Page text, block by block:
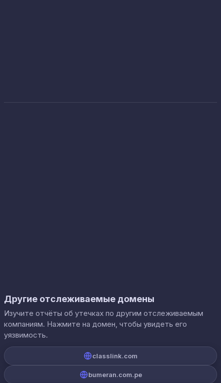
Другие отслеживаемые домены
Изучите отчёты об утечках по другим отслеживаемым
компаниям. Нажмите на домен, чтобы увидеть его
уязвимость.
classlink.com
bumeran.com.pe